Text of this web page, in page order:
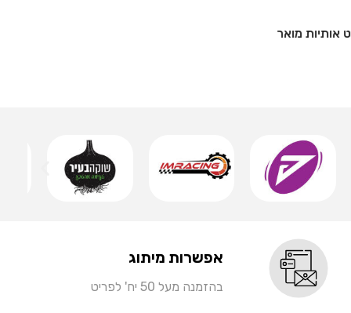
אפשרות מיתוג
בהזמנה מעל 50 יח' לפריט